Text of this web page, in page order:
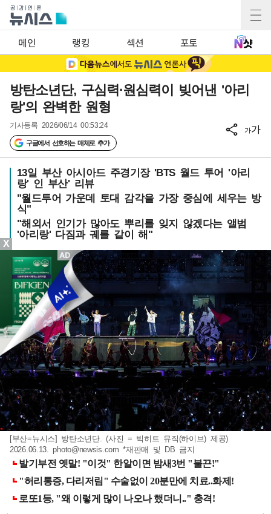
메인 랭킹 섹션 포토
방탄소년단, 구심력·원심력이 빚어낸 '아리
랑'의 완벽한 원형
기사등록 2026/06/14 00:53:24
구글에서 선호하는 매체로 추가
가가
13일 부산 아시아드 주경기장 'BTS 월드 투어 '아리
랑' 인 부산' 리뷰
"월드투어 가운데 토대 감각을 가장 중심에 세우는 방
식"
"해외서 인기가 많아도 뿌리를 잊지 않겠다는 앨범
'아리랑' 다짐과 궤를 같이 해"
[부산=뉴시스] 방탄소년단. (사진 = 빅히트 뮤직(하이브) 제공)
2026.06.13.photo@newsis.com *재판매 및 DB 금지
X